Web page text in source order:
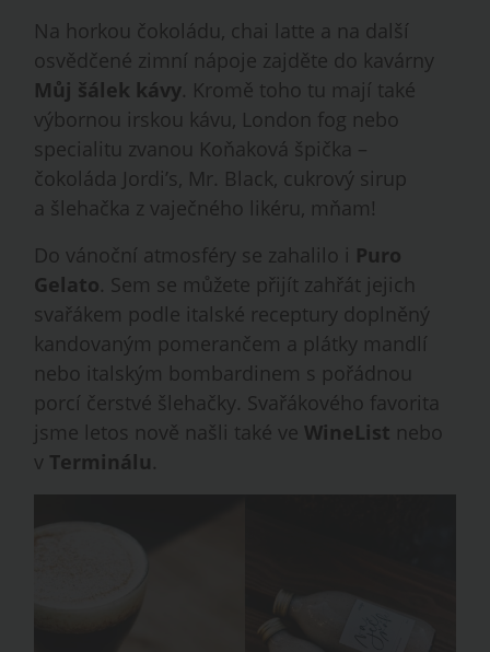
Na horkou čokoládu, chai latte a na další
osvědčené zimní nápoje zajděte do kavárny
Můj šálek kávy. Kromě toho tu mají také
výbornou irskou kávu, London fog nebo
specialitu zvanou Koňaková špička –
čokoláda Jordi’s, Mr. Black, cukrový sirup
a šlehačka z vaječného likéru, mňam!
Do vánoční atmosféry se zahalilo i Puro
Gelato. Sem se můžete přijít zahřát jejich
svařákem podle italské receptury doplněný
kandovaným pomerančem a plátky mandlí
nebo italským bombardinem s pořádnou
porcí čerstvé šlehačky. Svařákového favorita
jsme letos nově našli také ve WineList nebo
v Terminálu.